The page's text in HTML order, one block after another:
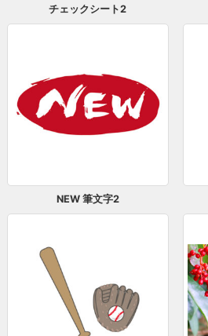
チェックシート2
NEW 筆文字2